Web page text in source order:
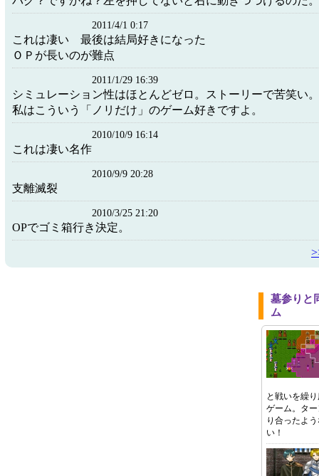
2011/4/1 0:17
これは凄い 最後は結局好きになった
ＯＰが長いのが難点
2011/1/29 16:39
シミュレーション性はほとんどゼロ。ストーリーで苦笑い。
私はこういう「ノリだけ」のゲーム好きですよ。
2010/10/9 16:14
これは凄い名作
2010/9/9 20:28
支離滅裂
2010/3/25 21:20
OPでゴミ箱行き決定。
墓参りと
ム
と戦いを繰
ゲーム。タ
り合ったよ
い！